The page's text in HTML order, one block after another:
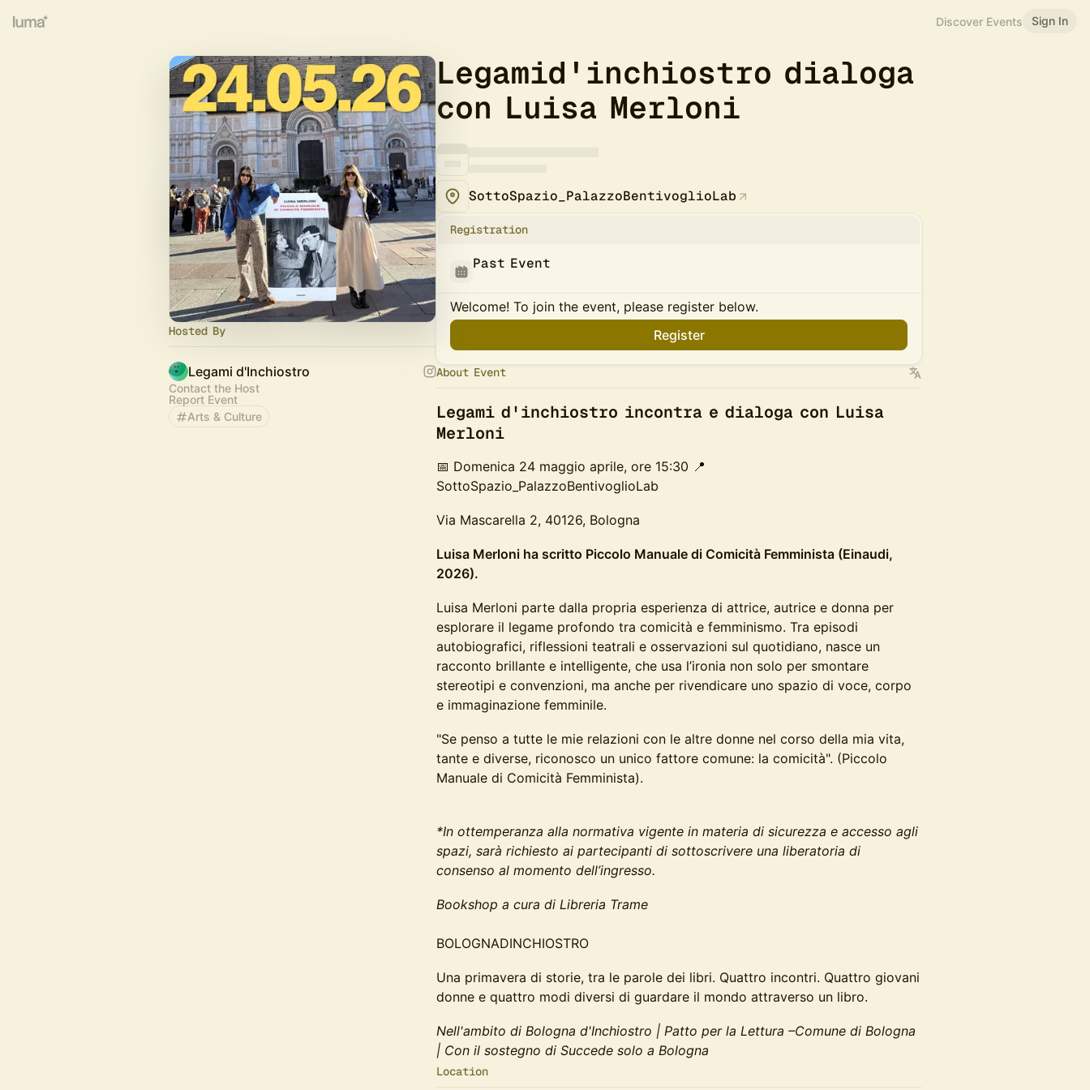
Discover Events Sign In
Hosted By
Legami d'Inchiostro
Contact the Host
Report Event
Arts & Culture
Legamid'inchiostro dialoga
con Luisa Merloni
SottoSpazio_PalazzoBentivoglioLab
Registration
Past Event
Welcome! To join the event, please register below.
Register
About Event
​Legami d'inchiostro incontra e dialoga con Luisa
Merloni
📅 Domenica 24 maggio aprile, ore 15:30 📍
SottoSpazio_PalazzoBentivoglioLab
Via Mascarella 2, 40126, Bologna
Luisa Merloni ha scritto Piccolo Manuale di Comicità Femminista (Einaudi,
2026).
Luisa Merloni parte dalla propria esperienza di attrice, autrice e donna per
esplorare il legame profondo tra comicità e femminismo. Tra episodi
autobiografici, riflessioni teatrali e osservazioni sul quotidiano, nasce un
racconto brillante e intelligente, che usa l’ironia non solo per smontare
stereotipi e convenzioni, ma anche per rivendicare uno spazio di voce, corpo
e immaginazione femminile.
"Se penso a tutte le mie relazioni con le altre donne nel corso della mia vita,
tante e diverse, riconosco un unico fattore comune: la comicità". (Piccolo
Manuale di Comicità Femminista).
*In ottemperanza alla normativa vigente in materia di sicurezza e accesso agli
spazi, sarà richiesto ai partecipanti di sottoscrivere una liberatoria di
consenso al momento dell’ingresso.
Bookshop a cura di Libreria Trame
BOLOGNADINCHIOSTRO
Una primavera di storie, tra le parole dei libri. Quattro incontri. Quattro giovani
donne e quattro modi diversi di guardare il mondo attraverso un libro.
Nell'ambito di Bologna d'Inchiostro | Patto per la Lettura –Comune di Bologna
| Con il sostegno di Succede solo a Bologna
Location